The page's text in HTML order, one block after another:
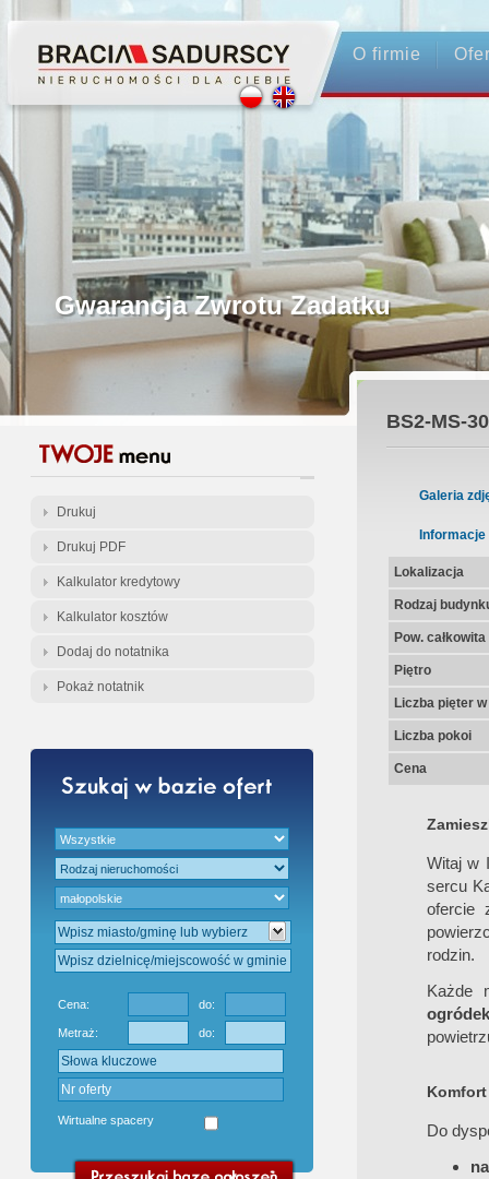
O firmie
Profesjonalne Pośrednictwo
Bezpieczeństwo Transakcji -
Licencjonowani Pośrednicy
Gwarancja Zwrotu Zadatku
Gratis - Przedwstępna Umowa
Drukuj
Drukuj PDF
Kalkulator kredytowy
Kalkulator kosztów
Dodaj do notatnika
Pokaż notatnik
Cena: do:
Metraż: do:
Wirtualne spacery
BS2-MS-
Galeria
Informacje
Lokalizacja
Rodzaj
Pow.
Piętro
Liczba pięter
Liczba pokoi
Cena
Witaj w
sercu
ofercie
rodzin.
Każde
ogródek
Do